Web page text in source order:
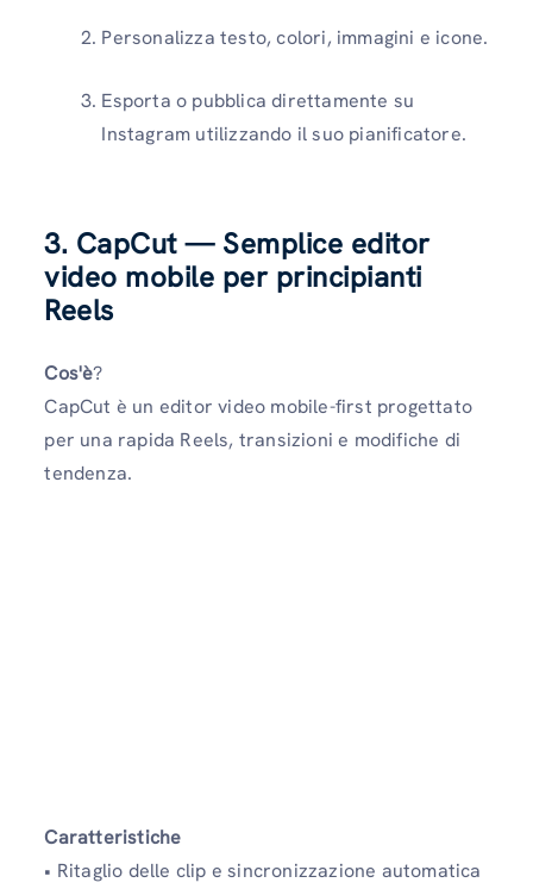
Personalizza testo, colori, immagini e icone.
Esporta o pubblica direttamente su
Instagram utilizzando il suo pianificatore.
3. CapCut — Semplice editor
video mobile per principianti
Reels
Cos'è?
CapCut è un editor video mobile-first progettato
per una rapida Reels, transizioni e modifiche di
tendenza.
Caratteristiche
• Ritaglio delle clip e sincronizzazione automatica